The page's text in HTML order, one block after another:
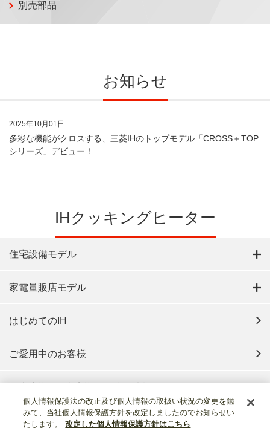
別売部品
お知らせ
2025年10月01日
多彩な機能がクロスする、三菱IHのトップモデル「CROSS＋TOP
シリーズ」デビュー！
IHクッキングヒーター
住宅設備モデル
家電量販店モデル
はじめてのIH
ご愛用中のお客様
販売店様 / 工事店様向け技術情報
個人情報保護法の改正及び個人情報の取扱い状況の変更を鑑
みて、当社個人情報保護方針を改定しましたのでお知らせい
たします。
改定した個人情報保護方針はこちら